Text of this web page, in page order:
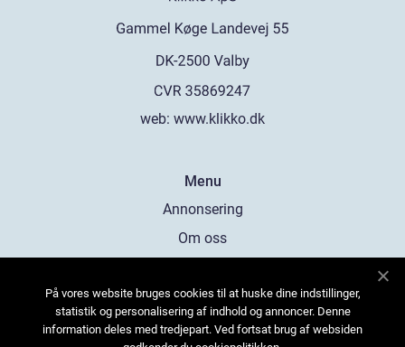
web: www.klikko.dk
Menu
Annonsering
Om oss
Kontakta oss
Sitemap
På vores website bruges cookies til at huske dine indstillinger,
statistik og personalisering af indhold og annoncer. Denne
information deles med tredjepart. Ved fortsat brug af websiden